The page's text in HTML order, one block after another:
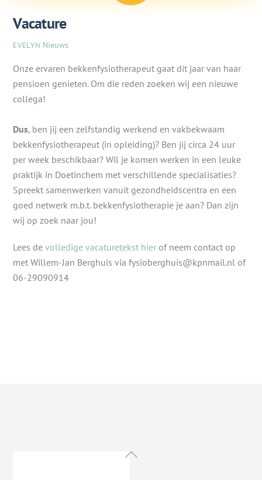
Vacature
EVELYN Nieuws
Onze ervaren bekkenfysiotherapeut gaat dit jaar van haar
pensioen genieten. Om die reden zoeken wij een nieuwe
collega!
Dus, ben jij een zelfstandig werkend en vakbekwaam
bekkenfysiotherapeut (in opleiding)? Ben jij circa 24 uur
per week beschikbaar? Wil je komen werken in een leuke
praktijk in Doetinchem met verschillende specialisaties?
Spreekt samenwerken vanuit gezondheidscentra en een
goed netwerk m.b.t. bekkenfysiotherapie je aan? Dan zijn
wij op zoek naar jou!
Lees devolledige vacaturetekst hier of neem contact op
met Willem-Jan Berghuis via fysioberghuis@kpnmail.nl of
06-29090914
Back